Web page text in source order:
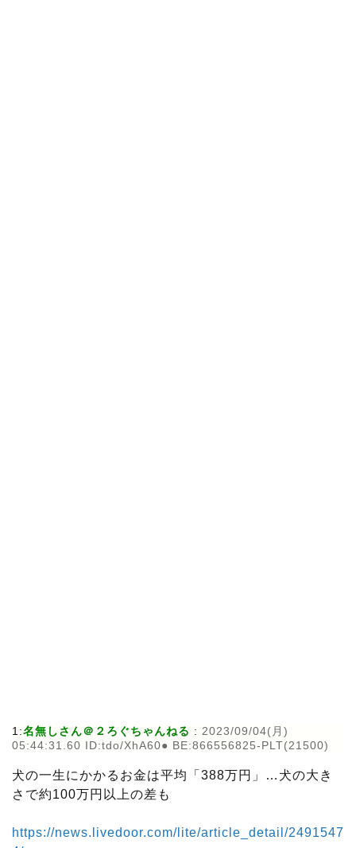
1:名無しさん＠２ろぐちゃんねる : 2023/09/04(月)
05:44:31.60 ID:tdo/XhA60● BE:866556825-PLT(21500)
犬の一生にかかるお金は平均「388万円」…犬の大き
さで約100万円以上の差も
https://news.livedoor.com/lite/article_detail/2491547